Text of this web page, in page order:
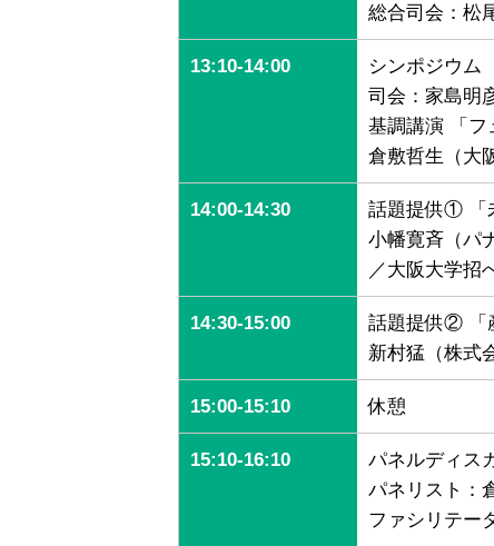
総合司会：松
13:10-14:00
シンポジウム
司会：家島明
基調講演 「フ
倉敷哲生（大
14:00-14:30
話題提供① 「
小幡寛斉（パ
／大阪大学招
14:30-15:00
話題提供② 「
新村猛（株式
15:00-15:10 休憩
15:10-16:10
パネルディス
パネリスト：
ファシリテー